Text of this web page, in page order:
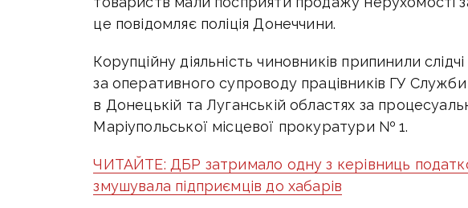
це повідомляє поліція Донеччини.
Корупційну діяльність чиновників припинили
за оперативного супроводу працівників ГУ
в Донецькій та Луганській областях за
Маріупольської місцевої прокуратури № 1.
ЧИТАЙТЕ: ДБР затримало одну з керівниць
змушувала підприємців до хабарів